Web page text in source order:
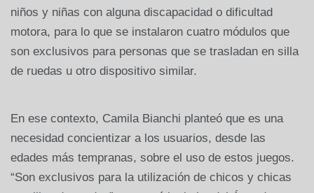
niños y niñas con alguna discapacidad o dificultad
motora, para lo que se instalaron cuatro módulos que
son exclusivos para personas que se trasladan en silla
de ruedas u otro dispositivo similar.
En ese contexto, Camila Bianchi planteó que es una
necesidad concientizar a los usuarios, desde las
edades más tempranas, sobre el uso de estos juegos.
“Son exclusivos para la utilización de chicos y chicas